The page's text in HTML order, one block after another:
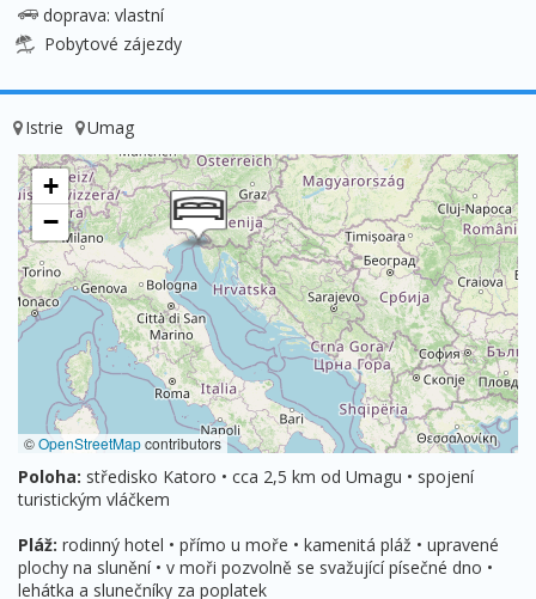
doprava: vlastní
Pobytové zájezdy
Istrie Umag
+
−
©OpenStreetMapcontributors
Poloha: středisko Katoro • cca 2,5 km od Umagu • spojení
turistickým vláčkem
Pláž: rodinný hotel • přímo u moře • kamenitá pláž • upravené
plochy na slunění • v moři pozvolně se svažující písečné dno •
lehátka a slunečníky za poplatek